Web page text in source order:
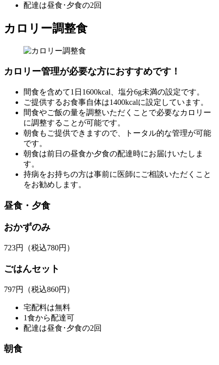
配達は昼食･夕食の2回
カロリー調整食
カロリー管理が必要な方におすすめです！
間食を含めて1日1600kcal、塩分6g未満の設定です。
ご提供するお食事自体は1400kcalに設定しています。
間食やご飯の量を調整いただくことで必要なカロリー
に調整することが可能です。
朝食もご提供できますので、トータル的な管理が可能
です。
朝食は前日の昼食か夕食の配達時にお届けいたしま
す。
持病をお持ちの方は事前に医師にご相談いただくこと
をお勧めします。
昼食・夕食
おかずのみ
723円 （税込780円）
ごはんセット
797円 （税込860円）
宅配料は無料
1食から配達可
配達は昼食･夕食の2回
朝食